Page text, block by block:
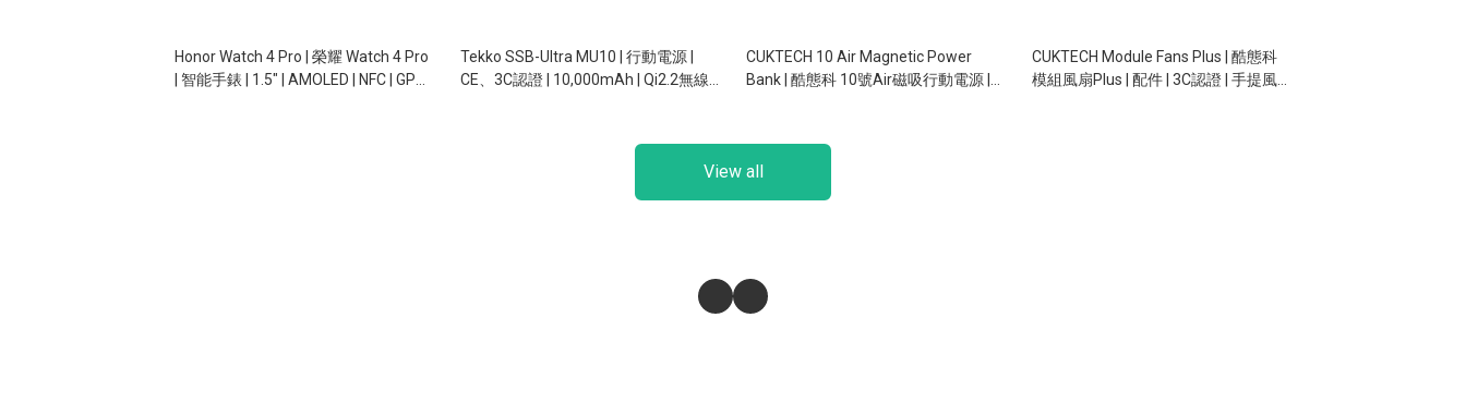
Honor Watch 4 Pro | 榮耀 Watch 4 Pro
| 智能手錶 | 1.5" | AMOLED | NFC | GPS |
Tekko SSB-Ultra MU10 | 行動電源 |
CE、3C認證 | 10,000mAh | Qi2.2無線
CUKTECH 10 Air Magnetic Power
Bank | 酷態科 10號Air磁吸行動電源 |
CUKTECH Module Fans Plus | 酷態科
模組風扇Plus | 配件 | 3C認證 | 手提風
View all